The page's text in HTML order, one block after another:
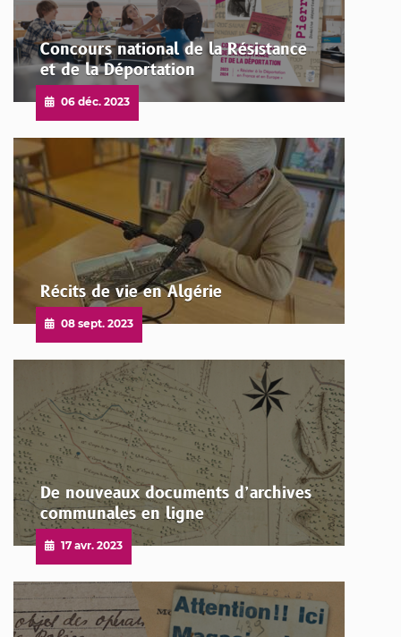
Concours national de la Résistance
et de la Déportation
Publié
le
06 déc. 2023
Récits de vie en Algérie
Publié
le
08 sept. 2023
De nouveaux documents d’archives
communales en ligne
Publié
le
17 avr. 2023